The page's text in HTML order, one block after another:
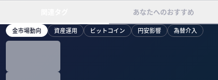
あなたへのおすすめ
金市場動向 資産運用 ビットコイン 円安影響 為替介入